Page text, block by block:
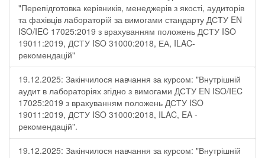
"Перепідготовка керівників, менеджерів з якості, аудиторів
та фахівців лабораторій за вимогами стандарту ДСТУ EN
ISO/IEC 17025:2019 з врахуванням положень ДСТУ ISO
19011:2019, ДСТУ ISO 31000:2018, ЕА, ILAC-
рекомендацій"
19.12.2025: Закінчилося навчання за курсом: "Внутрішній
аудит в лабораторіях згідно з вимогами ДСТУ EN ISO/IEC
17025:2019 з врахуванням положень ДСТУ ISO
19011:2019, ДСТУ ISO 31000:2018, ILAC, EA -
рекомендацій".
19.12.2025: Закінчилося навчання за курсом: "Внутрішній